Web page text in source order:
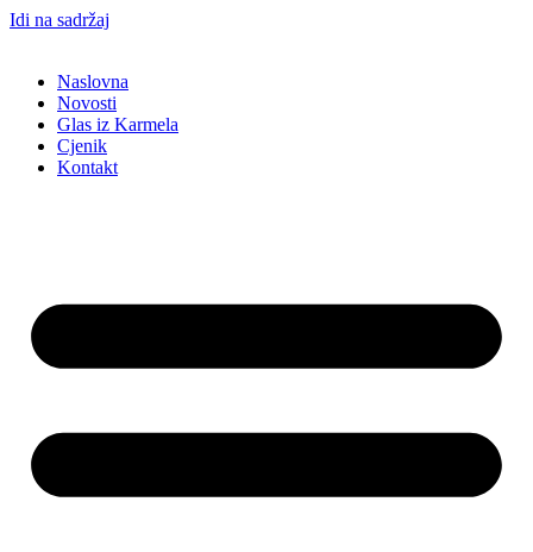
Idi na sadržaj
Naslovna
Novosti
Glas iz Karmela
Cjenik
Kontakt